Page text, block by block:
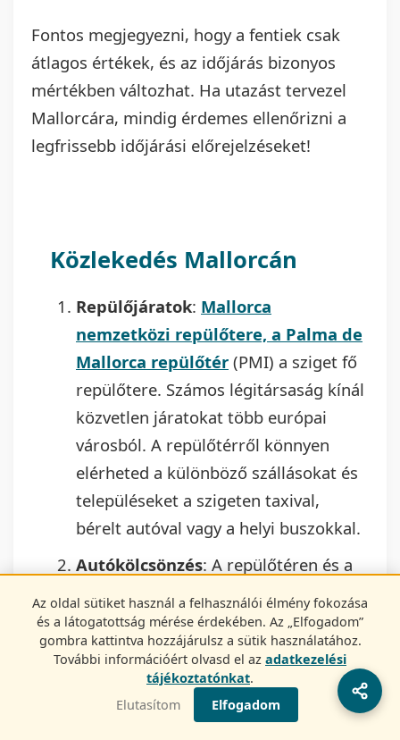
Fontos megjegyezni, hogy a fentiek csak
átlagos értékek, és az időjárás bizonyos
mértékben változhat. Ha utazást tervezel
Mallorcára, mindig érdemes ellenőrizni a
legfrissebb időjárási előrejelzéseket!
Közlekedés Mallorcán
Repülőjáratok: Mallorca
nemzetközi repülőtere, a Palma de
Mallorca repülőtér (PMI) a sziget fő
repülőtere. Számos légitársaság kínál
közvetlen járatokat több európai
városból. A repülőtérről könnyen
elérheted a különböző szállásokat és
településeket a szigeten taxival,
bérelt autóval vagy a helyi buszokkal.
Autókölcsönzés: A repülőtéren és a
sziget különböző pontjain is
találhatók autókölcsönző irodák.
Érdemes előre foglalni, különösen a
nyári hónapokban!
Autóbusz: Mallorcán egy központi
Az oldal sütiket használ a felhasználói élmény fokozása
és a látogatottság mérése érdekében. Az „Elfogadom”
gombra kattintva hozzájárulsz a sütik használatához.
További információért olvasd el az adatkezelési
tájékoztatónkat.
Elutasítom
Elfogadom